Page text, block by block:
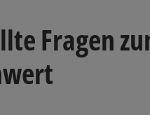
Fragen